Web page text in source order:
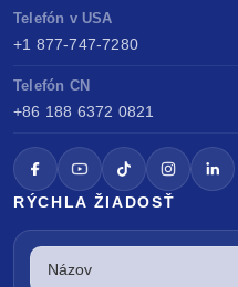
Telefón v USA
+1 877-747-7280
Telefón CN
+86 188 6372 0821
RÝCHLA ŽIADOSŤ